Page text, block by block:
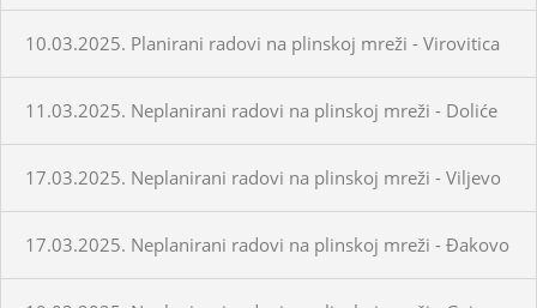
10.03.2025. Planirani radovi na plinskoj mreži - Virovitica
11.03.2025. Neplanirani radovi na plinskoj mreži - Doliće
17.03.2025. Neplanirani radovi na plinskoj mreži - Viljevo
17.03.2025. Neplanirani radovi na plinskoj mreži - Đakovo